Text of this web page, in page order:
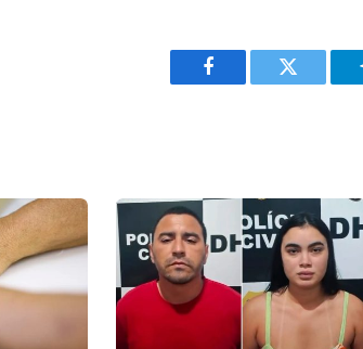
Facebook Twitter